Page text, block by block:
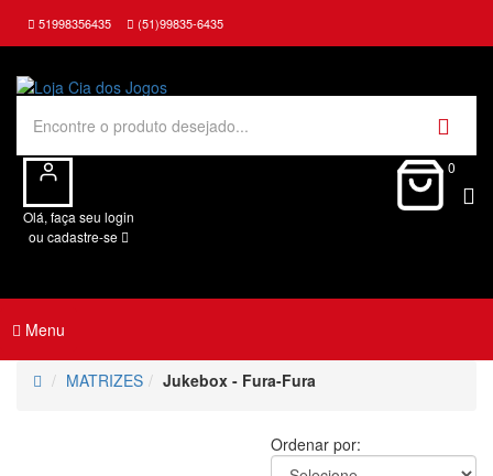
51998356435 (51)99835-6435
Olá, faça seu login
ou cadastre-se
0
Menu
MATRIZES Jukebox - Fura-Fura
Ordenar por: